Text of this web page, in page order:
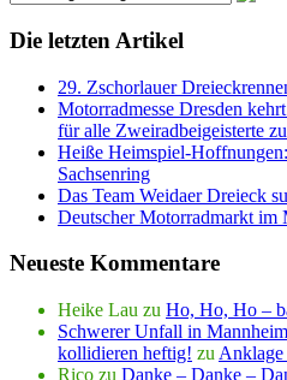
Die letzten Artikel
29. Zschorlauer
Motorradmesse Dresden
für alle Zweiradbeigeisterte
Heiße Heimspiel-
Sachsenring
Das Team Weidaer Dreieck
Deutscher Motorradmarkt im
Neueste Kommentare
Heike Lau zu Ho, Ho, Ho –
Schwerer Unfall in
kollidieren heftig! zu
Rico zu Danke – Danke –